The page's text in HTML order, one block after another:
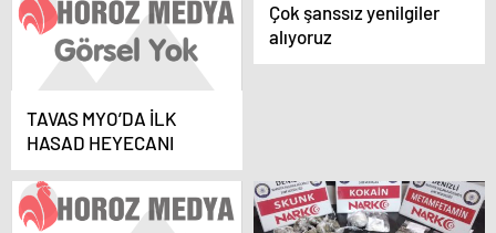
TAVAS MYO’DA İLK
HASAD HEYECANI
Çok şanssız yenilgiler
alıyoruz